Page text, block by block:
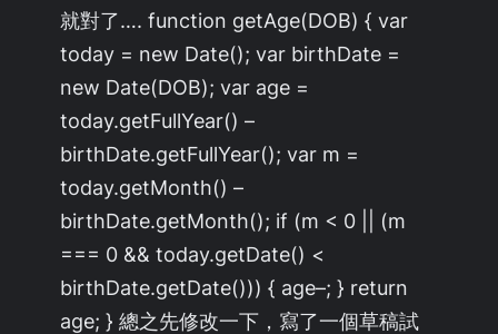
就對了…. function getAge(DOB) { var
today = new Date(); var birthDate =
new Date(DOB); var age =
today.getFullYear() –
birthDate.getFullYear(); var m =
today.getMonth() –
birthDate.getMonth(); if (m < 0 || (m
=== 0 && today.getDate() <
birthDate.getDate())) { age–; } return
age; } 總之先修改一下，寫了一個草稿試